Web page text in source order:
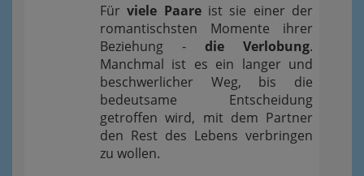
Fürviele Paareist sie einer der
romantischsten Momente ihrer
Beziehung - die Verlobung.
Manchmal ist es ein langer und
beschwerlicher Weg, bis die
bedeutsame Entscheidung
getroffen wird, mit dem Partner
den Rest des Lebens verbringen
zu wollen.